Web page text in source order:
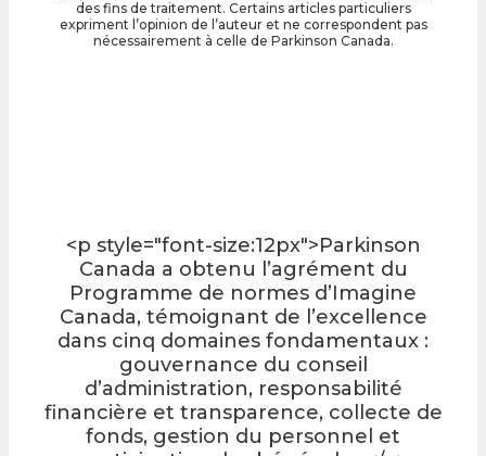
des fins de traitement. Certains articles particuliers
expriment l’opinion de l’auteur et ne correspondent pas
nécessairement à celle de Parkinson Canada.
<p style="font-size:12px">Parkinson
Canada a obtenu l’agrément du
Programme de normes d’Imagine
Canada, témoignant de l’excellence
dans cinq domaines fondamentaux :
gouvernance du conseil
d’administration, responsabilité
financière et transparence, collecte de
fonds, gestion du personnel et